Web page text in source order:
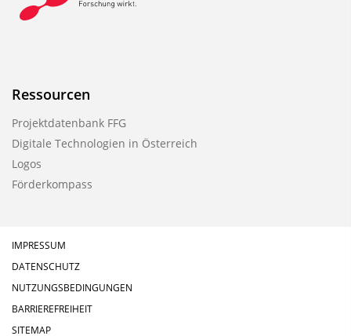
Ressourcen
Projektdatenbank FFG
Digitale Technologien in Österreich
Logos
Förderkompass
IMPRESSUM
DATENSCHUTZ
NUTZUNGSBEDINGUNGEN
BARRIEREFREIHEIT
SITEMAP